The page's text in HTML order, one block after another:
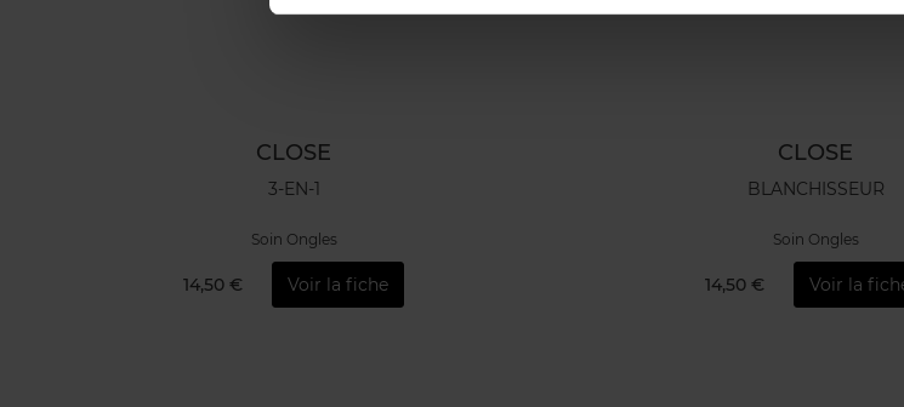
CLOSE
3-EN-1
Soin Ongles
14,50 € Voir la fiche
CLOSE
BLANCHISSEUR
Soin Ongles
14,50 € Voir la